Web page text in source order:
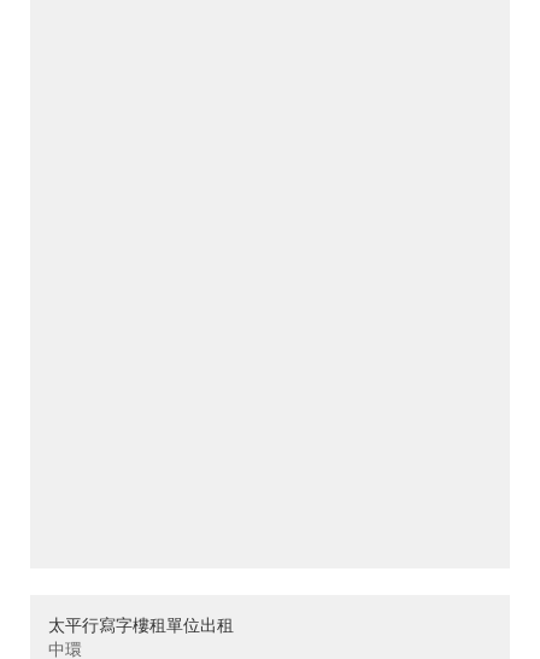
太平行寫字樓租單位出租
中環